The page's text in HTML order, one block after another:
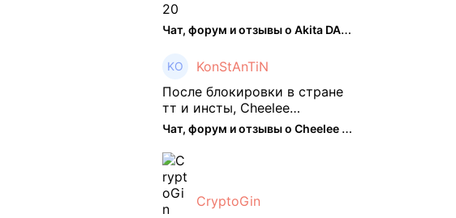
20
Чат, форум и отзывы о Akita DAO (HACHI) - The Hedger
KonStAnTiN
После блокировки в стране
тт и инсты, Cheelee
пришелся как нельзя кстати.
Классно что его можно
юзать без так уже всем
надоевшего vpn. Сейчас
просто чилю и наслаждаюсь
др ...
Чат, форум и отзывы о Cheelee (CHEELEE) - The Hedger
CryptoGin